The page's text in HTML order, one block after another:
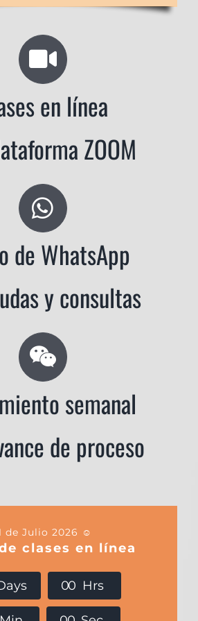
en línea
ZOOM
de WhatsApp
y consultas
semanal
de proceso
de Julio 2026 ☺️
clases en línea
00 Hrs